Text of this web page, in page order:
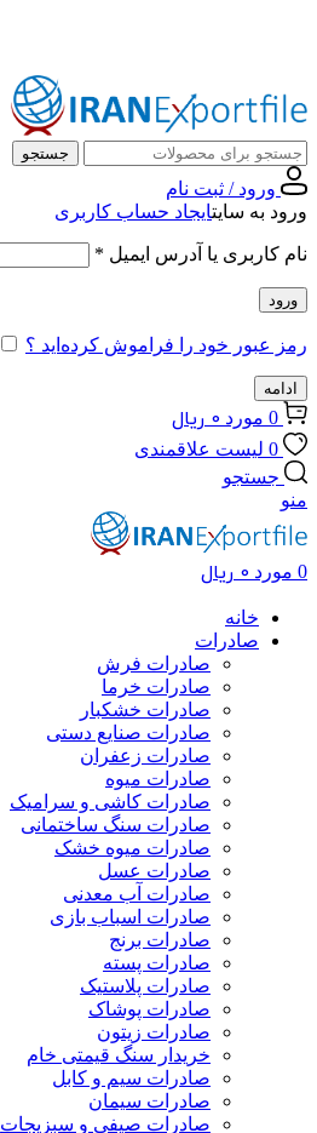
جستجو
ورود / ثبت نام
ورود به سایتایجاد حساب کاربری
نام کاربری یا آدرس ایمیل *
ورود
رمز عبور خود را فراموش کرده‌اید ؟
ادامه
0 مورد 0 ریال
0 لیست علاقمندی
جستجو
منو
0 مورد 0 ریال
خانه
صادرات
صادرات فرش
صادرات خرما
صادرات خشکبار
صادرات صنایع دستی
صادرات زعفران
صادرات میوه
صادرات کاشی و سرامیک
صادرات سنگ ساختمانی
صادرات میوه خشک
صادرات عسل
صادرات آب معدنی
صادرات اسباب بازی
صادرات برنج
صادرات پسته
صادرات پلاستیک
صادرات پوشاک
صادرات زیتون
خریدار سنگ قیمتی خام
صادرات سیم و کابل
صادرات سیمان
صادرات صیفی و سبزیجات